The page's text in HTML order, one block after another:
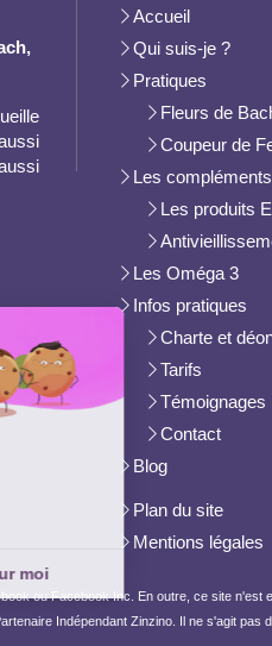
Accueil
Qui suis-je ?
Pratiques
Fleurs de
Coupeur de
Les
Les produits
Les Oméga 3
Infos pratiques
Charte et
Tarifs
Témoignages
Contact
Blog
Plan du site
Mentions légales
ou Facebook Inc. En outre, ce site
Indépendant Zinzino. Il ne s'agit pas
pour moi
de confidentialité, en garantissant la